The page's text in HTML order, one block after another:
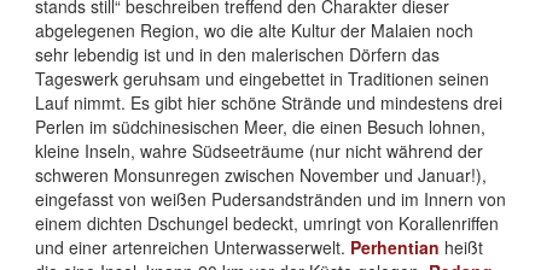
stands still“ beschreiben treffend den Charakter dieser
abgelegenen Region, wo die alte Kultur der Malaien noch
sehr lebendig ist und in den malerischen Dörfern das
Tageswerk geruhsam und eingebettet in Traditionen seinen
Lauf nimmt. Es gibt hier schöne Strände und mindestens drei
Perlen im südchinesischen Meer, die einen Besuch lohnen,
kleine Inseln, wahre Südseeträume (nur nicht während der
schweren Monsunregen zwischen November und Januar!),
eingefasst von weißen Pudersandstränden und im Innern von
einem dichten Dschungel bedeckt, umringt von Korallenriffen
und einer artenreichen Unterwasserwelt. Perhentian heißt